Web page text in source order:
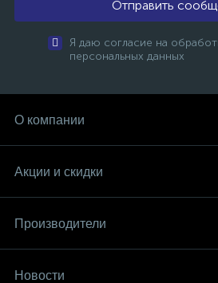
Отправить
Я даю согласие на
персональных данных
О компании
Акции и скидки
Производители
Новости